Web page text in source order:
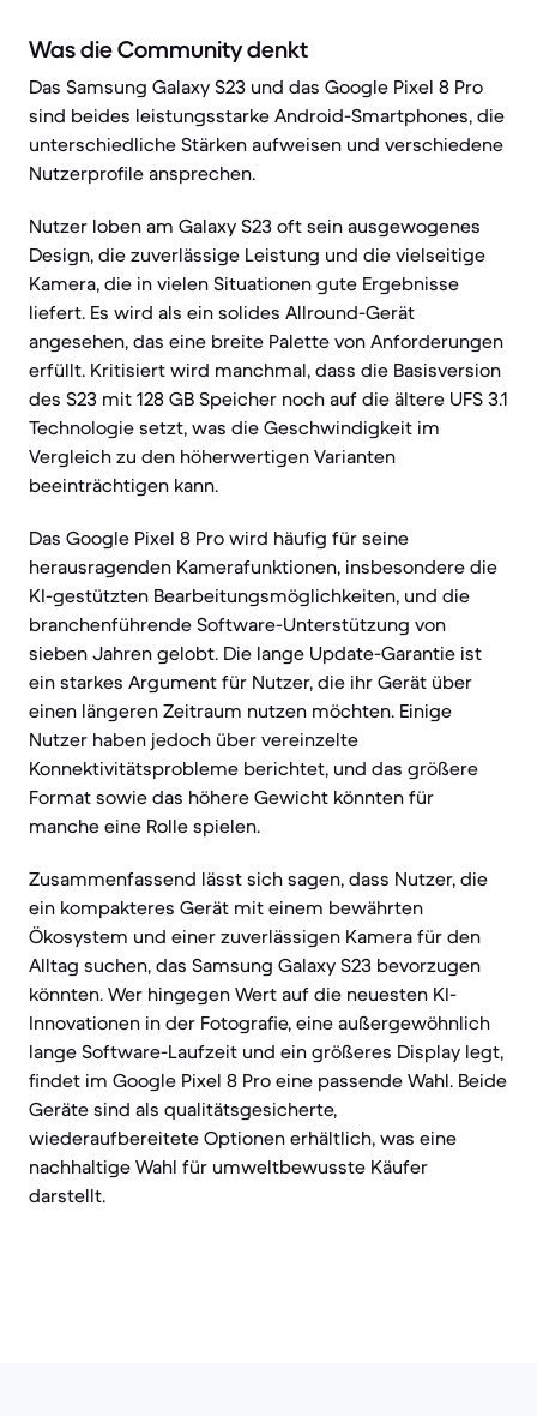
Was die Community denkt
Das Samsung Galaxy S23 und das Google Pixel 8 Pro
sind beides leistungsstarke Android-Smartphones, die
unterschiedliche Stärken aufweisen und verschiedene
Nutzerprofile ansprechen.
Nutzer loben am Galaxy S23 oft sein ausgewogenes
Design, die zuverlässige Leistung und die vielseitige
Kamera, die in vielen Situationen gute Ergebnisse
liefert. Es wird als ein solides Allround-Gerät
angesehen, das eine breite Palette von Anforderungen
erfüllt. Kritisiert wird manchmal, dass die Basisversion
des S23 mit 128 GB Speicher noch auf die ältere UFS 3.1
Technologie setzt, was die Geschwindigkeit im
Vergleich zu den höherwertigen Varianten
beeinträchtigen kann.
Das Google Pixel 8 Pro wird häufig für seine
herausragenden Kamerafunktionen, insbesondere die
KI-gestützten Bearbeitungsmöglichkeiten, und die
branchenführende Software-Unterstützung von
sieben Jahren gelobt. Die lange Update-Garantie ist
ein starkes Argument für Nutzer, die ihr Gerät über
einen längeren Zeitraum nutzen möchten. Einige
Nutzer haben jedoch über vereinzelte
Konnektivitätsprobleme berichtet, und das größere
Format sowie das höhere Gewicht könnten für
manche eine Rolle spielen.
Zusammenfassend lässt sich sagen, dass Nutzer, die
ein kompakteres Gerät mit einem bewährten
Ökosystem und einer zuverlässigen Kamera für den
Alltag suchen, das Samsung Galaxy S23 bevorzugen
könnten. Wer hingegen Wert auf die neuesten KI-
Innovationen in der Fotografie, eine außergewöhnlich
lange Software-Laufzeit und ein größeres Display legt,
findet im Google Pixel 8 Pro eine passende Wahl. Beide
Geräte sind als qualitätsgesicherte,
wiederaufbereitete Optionen erhältlich, was eine
nachhaltige Wahl für umweltbewusste Käufer
darstellt.